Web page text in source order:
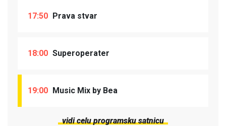
17:50 Prava stvar
18:00 Superoperater
19:00 Music Mix by Bea
vidi celu programsku satnicu